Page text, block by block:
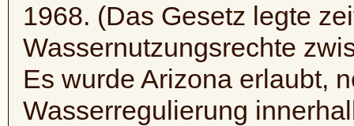
1968. (Das Gesetz legte
Wassernutzungsrechte
Es wurde Arizona erlaubt,
Wasserregulierung